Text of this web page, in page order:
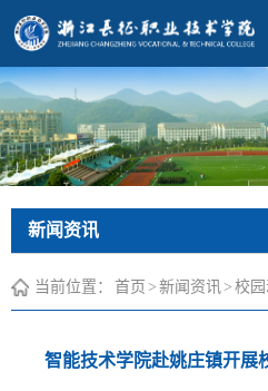
新闻资讯
当前位置： 首页 > 新闻资讯> 校
智能技术学院赴姚庄镇开展